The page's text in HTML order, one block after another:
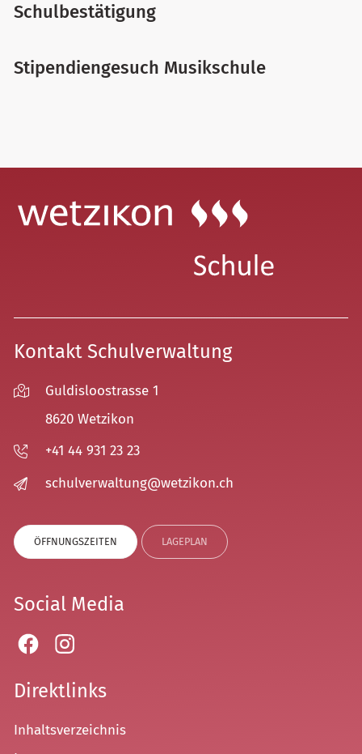
Schulbestätigung
Stipendiengesuch Musikschule
Kontakt Schulverwaltung
Guldisloostrasse 1
8620 Wetzikon
+41 44 931 23 23
sch lv rw lt ng w tz k n ch
ÖFFNUNGSZEITEN LAGEPLAN
Social Media
Direktlinks
Inhaltsverzeichnis